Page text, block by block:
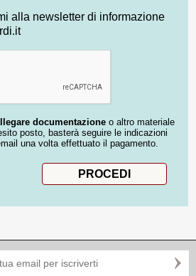
alla newsletter di informazione
documentazione o altro materiale
posto, basterà seguire le indicazioni
una volta effettuato il pagamento.